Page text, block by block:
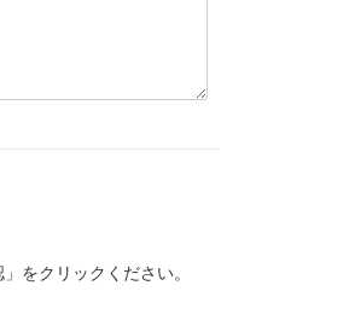
をクリックください。